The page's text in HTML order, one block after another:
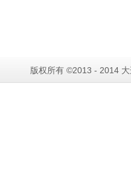
版权所有 ©2013 - 2014